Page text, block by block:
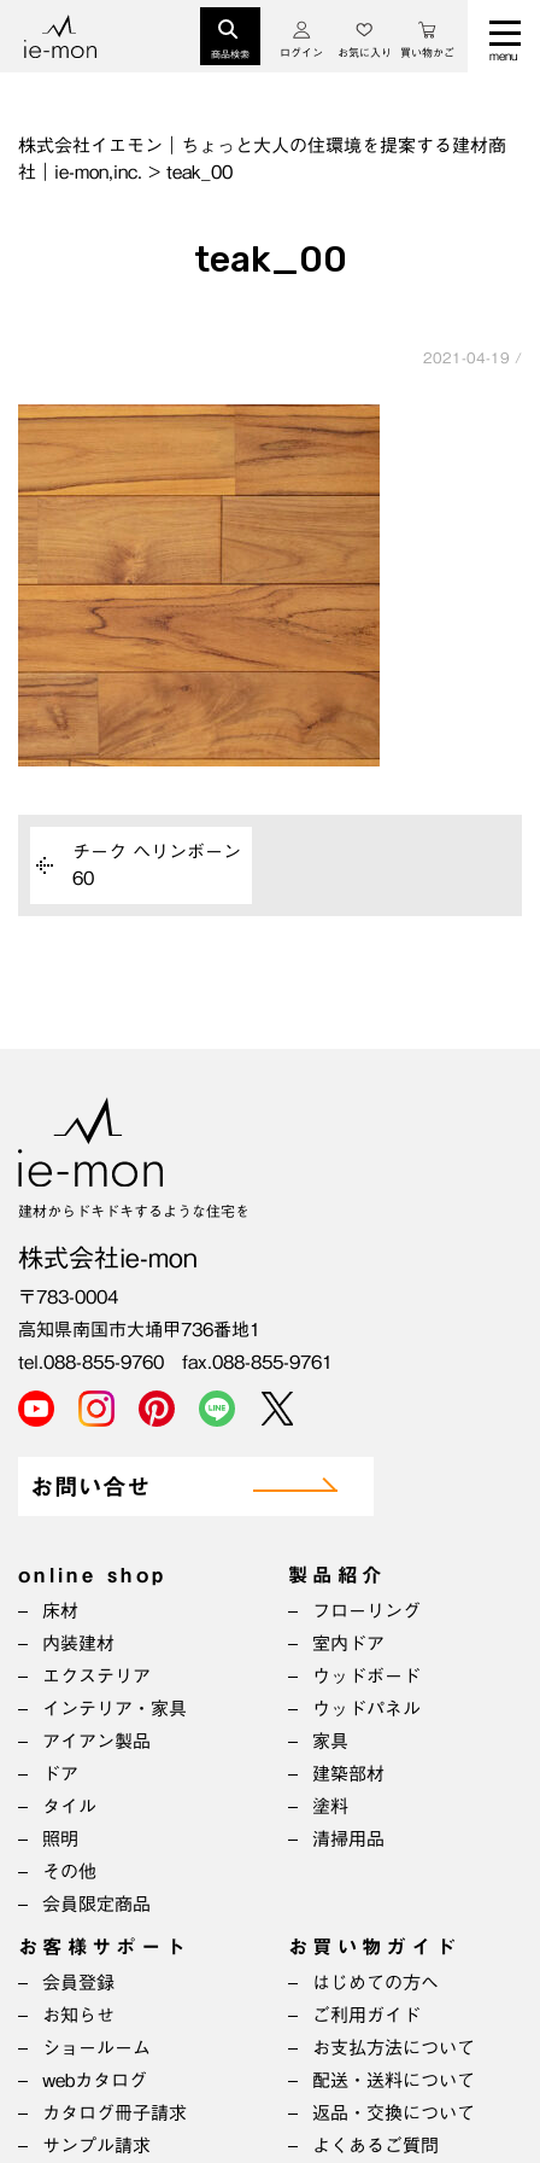
商品検索 ログイン お気に入り 買い物かご
株式会社イエモン｜ちょっと大人の住環境を提案する建材商
社｜ie-mon,inc. > teak_00
teak_00
2021-04-19 /
チーク ヘリンボーン
60
建材からドキドキするような住宅を
株式会社ie-mon
〒783-0004
高知県南国市大埇甲736番地1
tel.088-855-9760 fax.088-855-9761
お問い合せ
online shop
床材
内装建材
エクステリア
インテリア・家具
アイアン製品
ドア
タイル
照明
その他
会員限定商品
製品紹介
フローリング
室内ドア
ウッドボード
ウッドパネル
家具
建築部材
塗料
清掃用品
お客様サポート
会員登録
お知らせ
ショールーム
webカタログ
カタログ冊子請求
サンプル請求
お買い物ガイド
はじめての方へ
ご利用ガイド
お支払方法について
配送・送料について
返品・交換について
よくあるご質問